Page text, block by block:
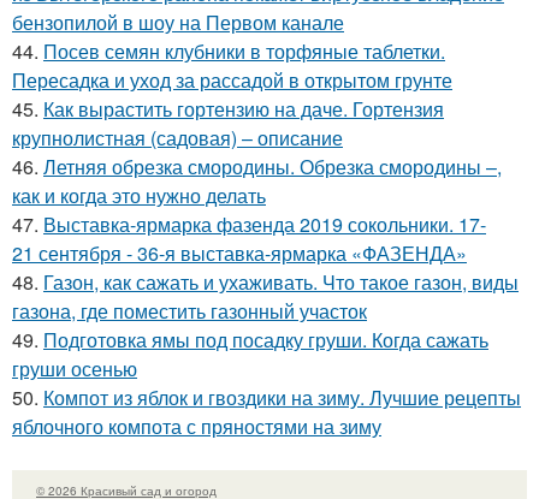
бензопилой в шоу на Первом канале
44. Посев семян клубники в торфяные таблетки.
Пересадка и уход за рассадой в открытом грунте
45. Как вырастить гортензию на даче. Гортензия
крупнолистная (садовая) – описание
46. Летняя обрезка смородины. Обрезка смородины –,
как и когда это нужно делать
47. Выставка-ярмарка фазенда 2019 сокольники. 17-
21 сентября - 36-я выставка-ярмарка «ФАЗЕНДА»
48. Газон, как сажать и ухаживать. Что такое газон, виды
газона, где поместить газонный участок
49. Подготовка ямы под посадку груши. Когда сажать
груши осенью
50. Компот из яблок и гвоздики на зиму. Лучшие рецепты
яблочного компота с пряностями на зиму
© 2026 Красивый сад и огород